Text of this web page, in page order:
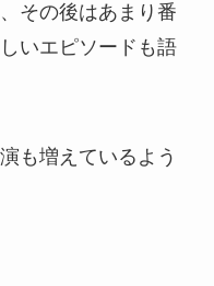
その後はあまり番
いエピソードも語
も増えているよう